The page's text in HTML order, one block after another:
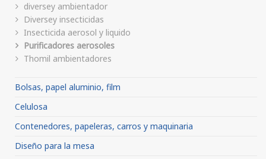
diversey ambientador
Diversey insecticidas
Insecticida aerosol y liquido
Purificadores aerosoles
Thomil ambientadores
Bolsas, papel aluminio, film
Celulosa
Contenedores, papeleras, carros y maquinaria
Diseño para la mesa